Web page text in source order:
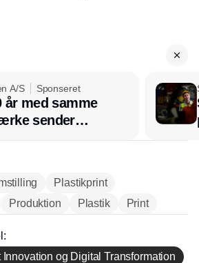
A/S Sponseret
år med samme
sender
stafetten videre
Plastikprint
Produktion Plastik Print
og Digital Transformation